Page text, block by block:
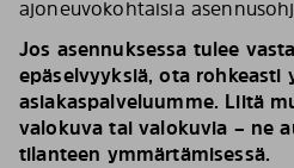
ajoneuvokohtaisia
Jos asennuksessa tulee
epäselvyyksiä, ota rohkeasti
asiakaspalveluumme. Liitä
valokuva tai valokuvia – ne
tilanteen ymmärtämisessä.